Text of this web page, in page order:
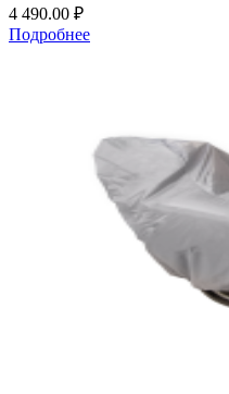
4 490.00 ₽
Подробнее